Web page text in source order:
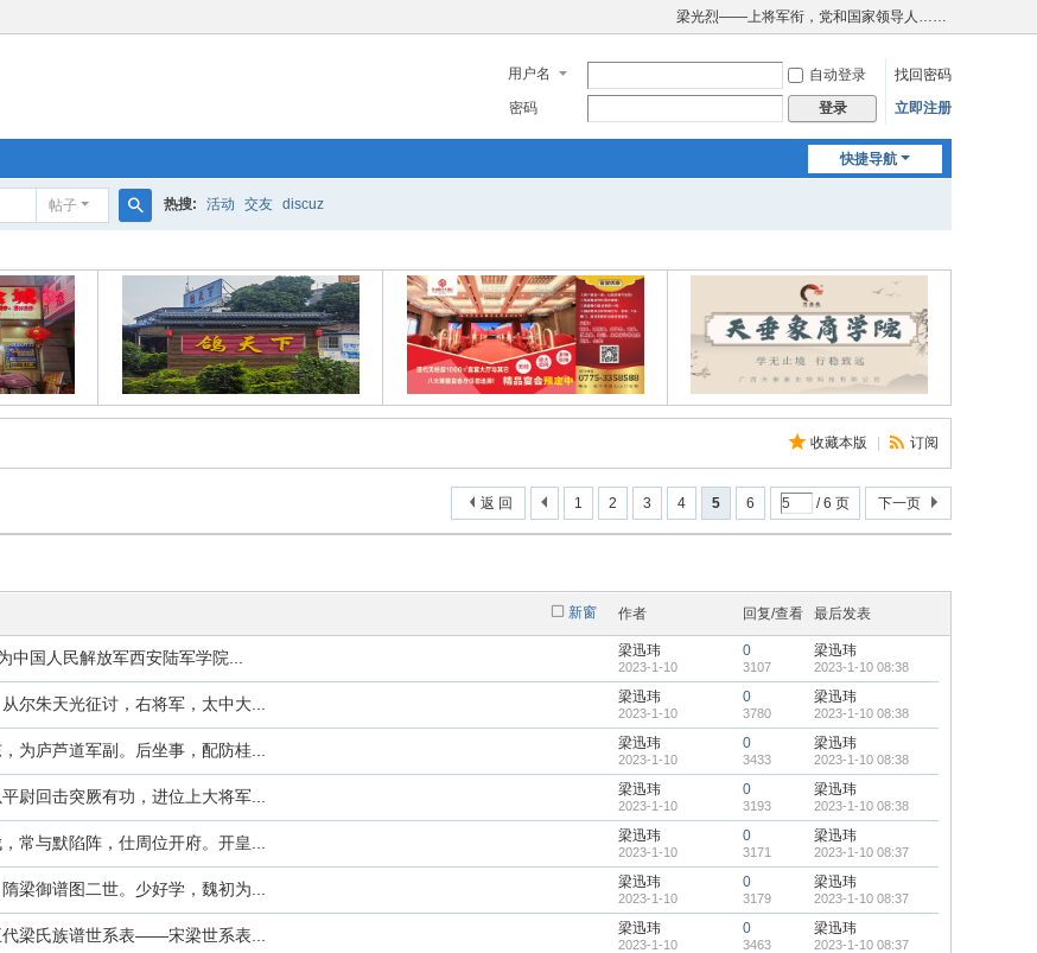
梁光烈——上将军衔，党和国家领导人……
用户名 自动登录
找回密码
密码
登录 立即注册
快捷导航
帖子
索
热搜: 活动 交友 discuz
收藏本版 订阅
1 2 3 4 5 6 / 6 页 下一页
返 回
新窗 作者 回复/查看 最后发表
国人民解放军西安陆军学院... 梁迅玮
2023-1-10
0
3107
梁迅玮
2023-1-10 08:38
尔朱天光征讨，右将军，太中大... 梁迅玮
2023-1-10
0
3780
梁迅玮
2023-1-10 08:38
为庐芦道军副。后坐事，配防桂... 梁迅玮
2023-1-10
0
3433
梁迅玮
2023-1-10 08:38
尉回击突厥有功，进位上大将军... 梁迅玮
2023-1-10
0
3193
梁迅玮
2023-1-10 08:38
常与默陷阵，仕周位开府。开皇... 梁迅玮
2023-1-10
0
3171
梁迅玮
2023-1-10 08:37
梁御谱图二世。少好学，魏初为... 梁迅玮
2023-1-10
0
3179
梁迅玮
2023-1-10 08:37
梁氏族谱世系表——宋梁世系表... 梁迅玮
2023-1-10
0
3463
梁迅玮
2023-1-10 08:37